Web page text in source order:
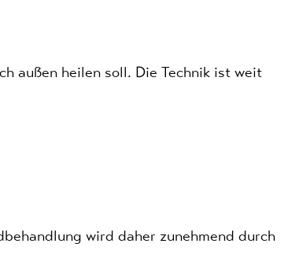
außen heilen soll. Die Technik ist weit
wird daher zunehmend durch